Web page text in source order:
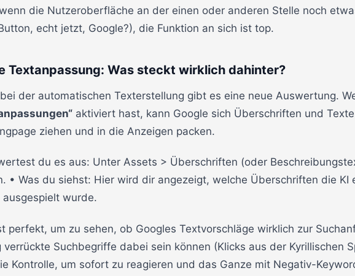
die Nutzeroberfläche an der einen oder anderen Stelle noch
echt jetzt, Google?), die Funktion an sich ist top.
Textanpassung: Was steckt wirklich dahinter?
der automatischen Texterstellung gibt es eine neue Auswertung.
aktiviert hast, kann Google sich Überschriften und
ziehen und in die Anzeigen packen.
du es aus: Unter Assets > Überschriften (oder
• Was du siehst: Hier wird dir angezeigt, welche Überschriften die
ausgespielt wurde.
perfekt, um zu sehen, ob Googles Textvorschläge wirklich zur
verrückte Suchbegriffe dabei sein können (Klicks aus der Kyrillischen
Kontrolle, um sofort zu reagieren und das Ganze mit Negativ-